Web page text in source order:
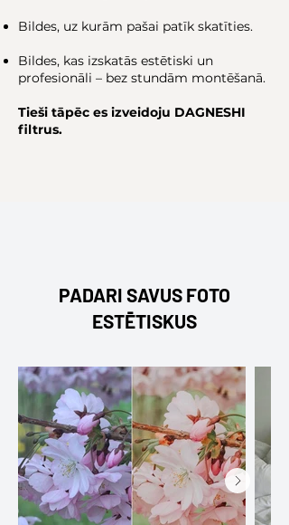
Bildes, uz kurām pašai patīk skatīties.
Bildes, kas izskatās estētiski un
profesionāli – bez stundām montēšanā.
Tieši tāpēc es izveidoju DAGNESHI
filtrus.
PADARI SAVUS FOTO
ESTĒTISKUS